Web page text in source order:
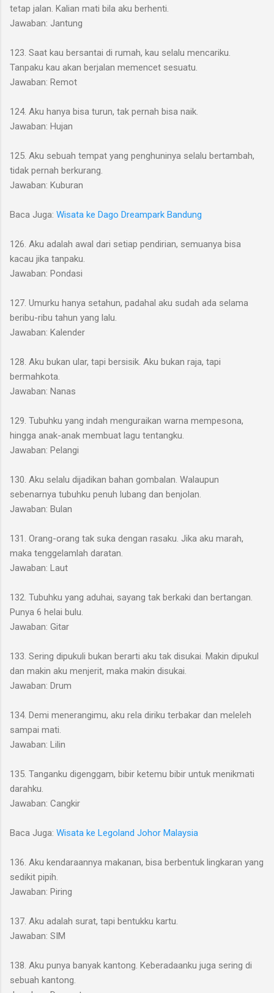
tetap jalan. Kalian mati bila aku berhenti.
Jawaban: Jantung
123. Saat kau bersantai di rumah, kau selalu mencariku.
Tanpaku kau akan berjalan memencet sesuatu.
Jawaban: Remot
124. Aku hanya bisa turun, tak pernah bisa naik.
Jawaban: Hujan
125. Aku sebuah tempat yang penghuninya selalu bertambah,
tidak pernah berkurang.
Jawaban: Kuburan
Baca Juga: Wisata ke Dago Dreampark Bandung
126. Aku adalah awal dari setiap pendirian, semuanya bisa
kacau jika tanpaku.
Jawaban: Pondasi
127. Umurku hanya setahun, padahal aku sudah ada selama
beribu-ribu tahun yang lalu.
Jawaban: Kalender
128. Aku bukan ular, tapi bersisik. Aku bukan raja, tapi
bermahkota.
Jawaban: Nanas
129. Tubuhku yang indah menguraikan warna mempesona,
hingga anak-anak membuat lagu tentangku.
Jawaban: Pelangi
130. Aku selalu dijadikan bahan gombalan. Walaupun
sebenarnya tubuhku penuh lubang dan benjolan.
Jawaban: Bulan
131. Orang-orang tak suka dengan rasaku. Jika aku marah,
maka tenggelamlah daratan.
Jawaban: Laut
132. Tubuhku yang aduhai, sayang tak berkaki dan bertangan.
Punya 6 helai bulu.
Jawaban: Gitar
133. Sering dipukuli bukan berarti aku tak disukai. Makin dipukul
dan makin aku menjerit, maka makin disukai.
Jawaban: Drum
134. Demi menerangimu, aku rela diriku terbakar dan meleleh
sampai mati.
Jawaban: Lilin
135. Tanganku digenggam, bibir ketemu bibir untuk menikmati
darahku.
Jawaban: Cangkir
Baca Juga: Wisata ke Legoland Johor Malaysia
136. Aku kendaraannya makanan, bisa berbentuk lingkaran yang
sedikit pipih.
Jawaban: Piring
137. Aku adalah surat, tapi bentukku kartu.
Jawaban: SIM
138. Aku punya banyak kantong. Keberadaanku juga sering di
sebuah kantong.